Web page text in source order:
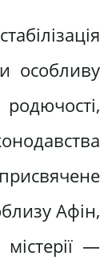
особливу
Афін,
—